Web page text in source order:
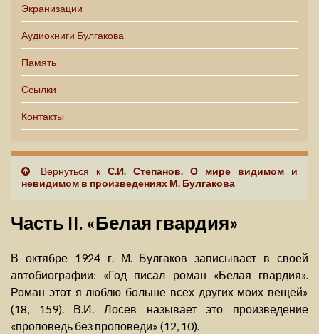
Экранизации
Аудиокниги Булгакова
Память
Ссылки
Контакты
Вернуться к С.И. Степанов. О мире видимом и
невидимом в произведениях М. Булгакова
Часть II. «Белая гвардия»
В октябре 1924 г. М. Булгаков записывает в своей
автобиографии: «Год писал роман «Белая гвардия».
Роман этот я люблю больше всех других моих вещей»
(18, 159). В.И. Лосев называет это произведение
«проповедь без проповеди» (12, 10).